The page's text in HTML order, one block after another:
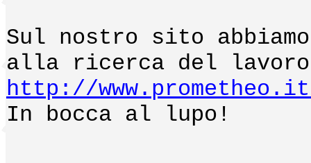
Sul nostro sito
alla ricerca del
http://
In bocca al lupo!